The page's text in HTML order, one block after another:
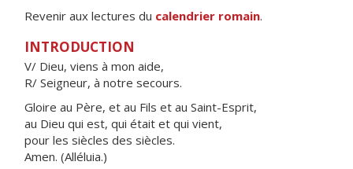
Revenir aux lectures du calendrier romain.
INTRODUCTION
V/ Dieu, viens à mon aide,
R/ Seigneur, à notre secours.
Gloire au Père, et au Fils et au Saint-Esprit,
au Dieu qui est, qui était et qui vient,
pour les siècles des siècles.
Amen. (Alléluia.)